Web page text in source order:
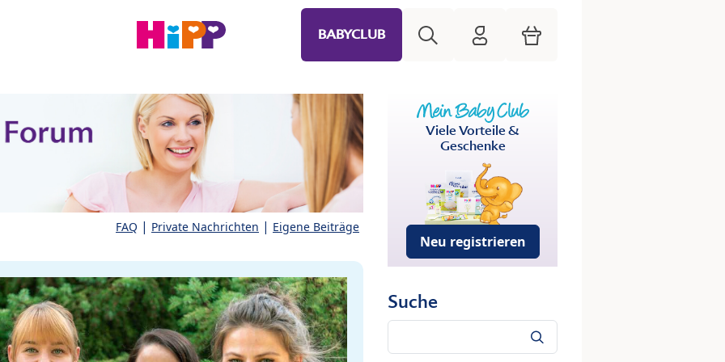
BABYCLUB HiPP Mein Babyclub
Warenkorb
FAQ | Private Nachrichten | Eigene Beiträge
Viele Vorteile &
Geschenke
Neu registrieren
Suche